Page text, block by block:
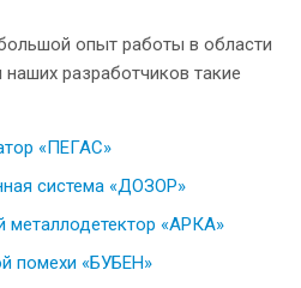
опыт работы в области
разработчиков такие
«ПЕГАС»
система «ДОЗОР»
«АРКА»
помехи «БУБЕН»